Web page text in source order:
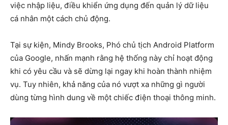
việc nhập liệu, điều khiển ứng dụng đến quản lý dữ liệu
cá nhân một cách chủ động.
Tại sự kiện, Mindy Brooks, Phó chủ tịch Android Platform
của Google, nhấn mạnh rằng hệ thống này chỉ hoạt động
khi có yêu cầu và sẽ dừng lại ngay khi hoàn thành nhiệm
vụ. Tuy nhiên, khả năng của nó vượt xa những gì người
dùng từng hình dung về một chiếc điện thoại thông minh.